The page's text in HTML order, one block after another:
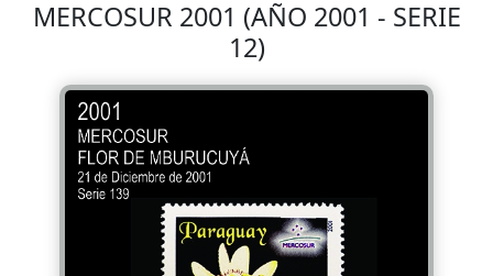
MERCOSUR 2001 (AÑO 2001 - SERIE
12)